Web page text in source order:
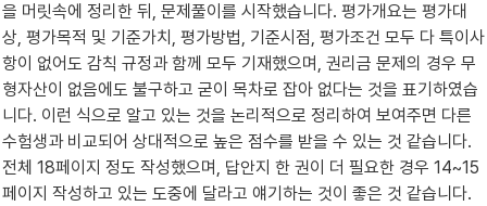
을 머릿속에 정리한 뒤, 문제풀이를 시작했습니다. 평가개요는 평가대
상, 평가목적 및 기준가치, 평가방법, 기준시점, 평가조건 모두 다 특이사
항이 없어도 감칙 규정과 함께 모두 기재했으며, 권리금 문제의 경우 무
형자산이 없음에도 불구하고 굳이 목차로 잡아 없다는 것을 표기하였습
니다. 이런 식으로 알고 있는 것을 논리적으로 정리하여 보여주면 다른
수험생과 비교되어 상대적으로 높은 점수를 받을 수 있는 것 같습니다.
전체 18페이지 정도 작성했으며, 답안지 한 권이 더 필요한 경우 14~15
페이지 작성하고 있는 도중에 달라고 얘기하는 것이 좋은 것 같습니다.